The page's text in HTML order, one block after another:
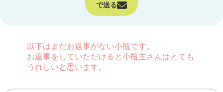
で送る
以下はまだお返事がない小瓶です。
お返事をしていただけると小瓶主さんはとても
うれしいと思います。